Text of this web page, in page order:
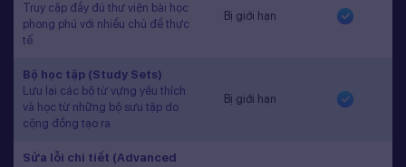
Truy cập đầy đủ thư viện bài học
phong phú với nhiều chủ đề thực
tế.
Bị giới hạn
Bộ học tập (Study Sets)
Lưu lại các bộ từ vựng yêu thích
và học từ những bộ sưu tập do
cộng đồng tạo ra.
Bị giới hạn
Sửa lỗi chi tiết (Advanced